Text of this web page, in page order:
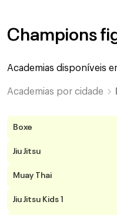
Champions
Academias disponíveis
Academias por cidade
Boxe
Jiu Jitsu
Muay Thai
Jiu Jitsu Kids 1